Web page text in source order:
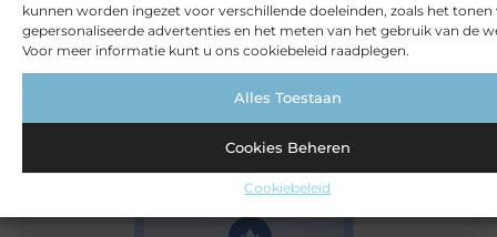
kunnen worden ingezet voor verschillende doeleinden, zoals het tonen
gepersonaliseerde advertenties en het meten van het gebruik van de
Voor meer informatie kunt u ons cookiebeleid raadplegen.
Alles Toestaan
Cookies Beheren
Cookiebeleid
Het gemak van een schoonmaakbedrijf voor jouw bedrijf